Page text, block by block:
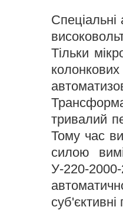
Тільки
тривалий
Тому час
силою
У-220-